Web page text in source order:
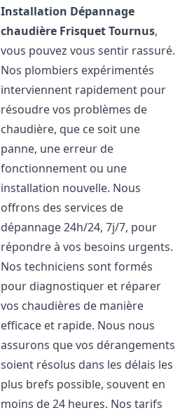
Installation Dépannage
chaudière FrisquetTournus,
vous pouvez vous sentir rassuré.
Nos plombiers expérimentés
interviennent rapidement pour
résoudre vos problèmes de
chaudière, que ce soit une
panne, une erreur de
fonctionnement ou une
installation nouvelle. Nous
offrons des services de
dépannage 24h/24, 7j/7, pour
répondre à vos besoins urgents.
Nos techniciens sont formés
pour diagnostiquer et réparer
vos chaudières de manière
efficace et rapide. Nous nous
assurons que vos dérangements
soient résolus dans les délais les
plus brefs possible, souvent en
moins de 24 heures. Nos tarifs